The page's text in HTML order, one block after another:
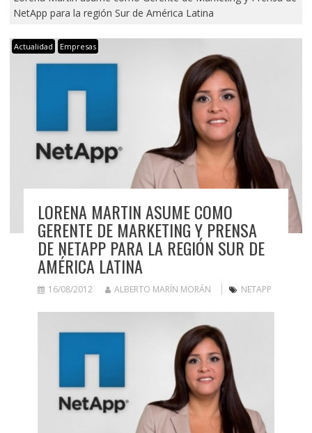
NetApp para la región Sur de América Latina
Actualidad Empresas
LORENA MARTIN ASUME COMO
GERENTE DE MARKETING Y PRENSA
DE NETAPP PARA LA REGIÓN SUR DE
AMÉRICA LATINA
16/08/2012 ALBERTO MARÍN MORÁN NETAPP